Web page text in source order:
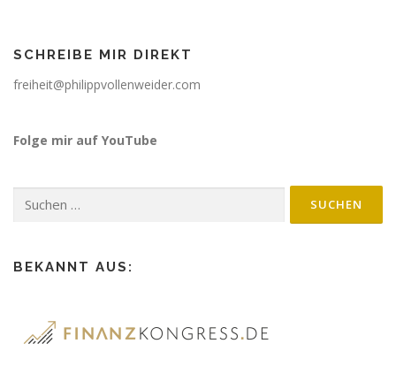
SCHREIBE MIR DIREKT
freiheit@philippvollenweider.com
Folge mir auf YouTube
BEKANNT AUS: